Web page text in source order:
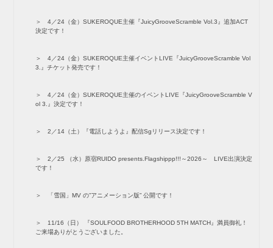
4／24（金）SUKEROQUE主催『JuicyGrooveScramble Vol.3』追加ACT
決定です！
4／24（金）SUKEROQUE主催イベントLIVE『JuicyGrooveScramble Vol
3.』チケット発売です！
4／24（金）SUKEROQUE主催のイベントLIVE『JuicyGrooveScramble V
ol 3.』決定です！
2／14（土）『電話しようよ』配信Sgリリース決定です！
2／25 （水）原宿RUIDO presents.Flagshippp!!!～2026～ LIVE出演決定
です！
「雪国」MV の”アニメーション版” 公開です！
11/16（日） 『SOULFOOD BROTHERHOOD 5TH MATCH』満員御礼！
ご来場ありがとうございました。